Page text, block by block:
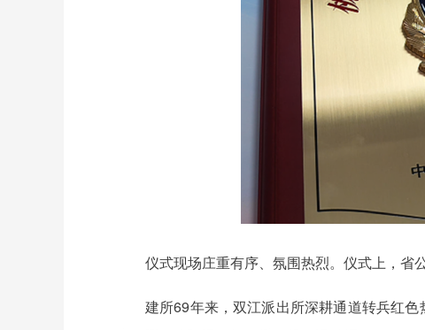
仪式现场庄重有序、氛围热烈。仪式上，省
建所69年来，双江派出所深耕通道转兵红